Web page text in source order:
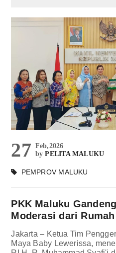
27 Feb,2026
byPELITA MALUKU
PEMPROV MALUKU
PKK Maluku
Moderasi dari Rumah
Jakarta – Ketua Tim
Maya Baby Lewerissa,